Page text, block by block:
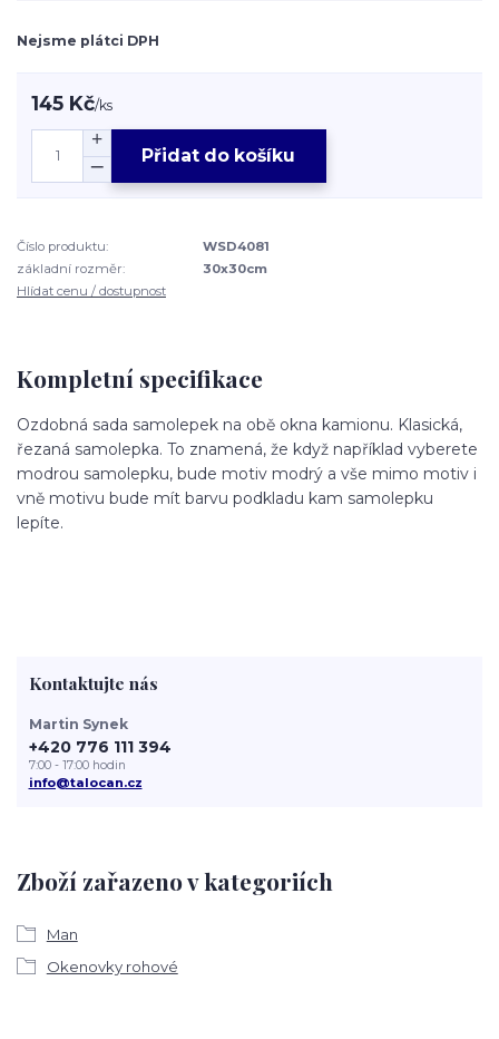
Nejsme plátci DPH
145 Kč/ks
Přidat do košíku
Číslo produktu:
WSD4081
základní rozměr:
30x30cm
Hlídat cenu / dostupnost
Kompletní specifikace
Ozdobná sada samolepek na obě okna kamionu. Klasická,
řezaná samolepka. To znamená, že když například vyberete
modrou samolepku, bude motiv modrý a vše mimo motiv i
vně motivu bude mít barvu podkladu kam samolepku
lepíte.
Zboží zařazeno v kategoriích
Man
Okenovky rohové
Kontaktujte nás
Martin Synek
+420 776 111 394
7:00 - 17:00 hodin
info@talocan.cz